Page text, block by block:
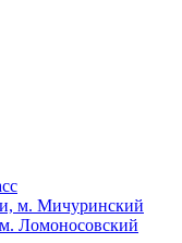
м. Мичуринский
Ломоносовский